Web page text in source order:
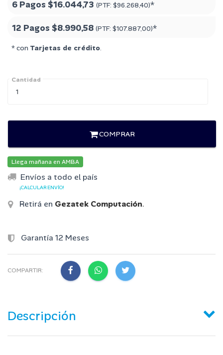
6 Pagos $16.044,73 (PTF: $96.268,40)*
12 Pagos $8.990,58 (PTF: $107.887,00)*
* con Tarjetas de crédito.
Cantidad
COMPRAR
Llega mañana en AMBA
Envíos a todo el país
¡CALCULAR ENVÍO!
Retirá en Gezatek Computación.
Garantía 12 Meses
COMPARTIR:
Descripción